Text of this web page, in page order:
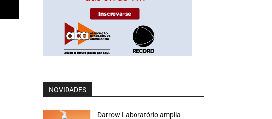
NOVIDADES
Darrow Laboratório amplia